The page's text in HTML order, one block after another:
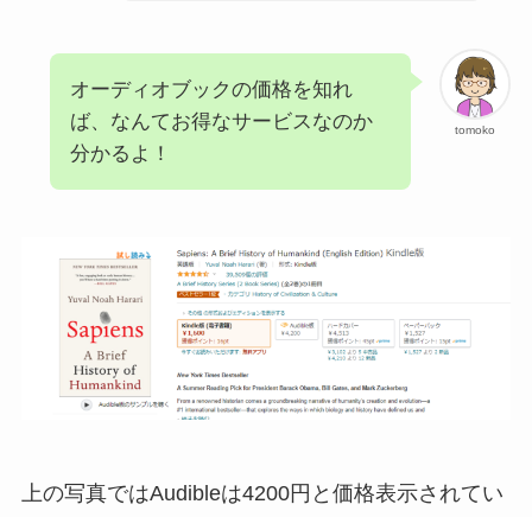
tomoko
オーディオブックの価格を知れ
ば、なんてお得なサービスなのか
分かるよ！
上の写真ではAudibleは4200円と価格表示されてい